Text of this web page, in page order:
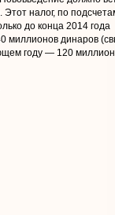
Этот налог, по
до конца 2014 года
миллионов динаров
году — 120